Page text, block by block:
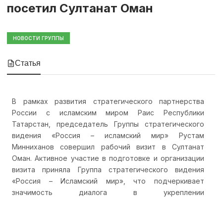
посетил Султанат Оман
НОВОСТИ ГРУППЫ
Статья
В рамках развития стратегического партнерства
России с исламским миром Раис Республики
Татарстан, председатель Группы стратегического
видения «Россия – исламский мир» Рустам
Минниханов совершил рабочий визит в Султанат
Оман. Активное участие в подготовке и организации
визита приняла Группа стратегического видения
«Россия – Исламский мир», что подчеркивает
значимость диалога в укреплении